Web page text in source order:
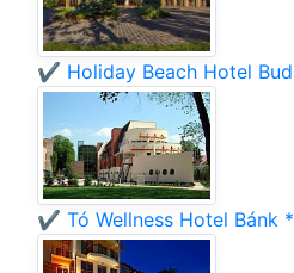
✔️ Holiday Beach Hotel
✔️ Tó Wellness Hotel Bánk